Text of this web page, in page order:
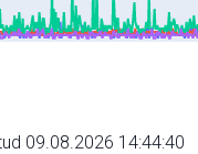
09.08.2026 14:44:40